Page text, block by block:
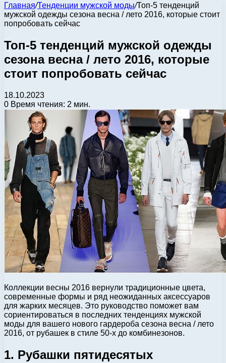
Главная/Тенденции мужской моды/Топ-5 тенденций
мужской одежды сезона весна / лето 2016, которые стоит
попробовать сейчас
Топ-5 тенденций мужской одежды
сезона весна / лето 2016, которые
стоит попробовать сейчас
18.10.2023
0 Время чтения: 2 мин.
Коллекции весны 2016 вернули традиционные цвета,
современные формы и ряд неожиданных аксессуаров
для жарких месяцев. Это руководство поможет вам
сориентироваться в последних тенденциях мужской
моды для вашего нового гардероба сезона весна / лето
2016, от рубашек в стиле 50-х до комбинезонов.
1. Рубашки пятидесятых